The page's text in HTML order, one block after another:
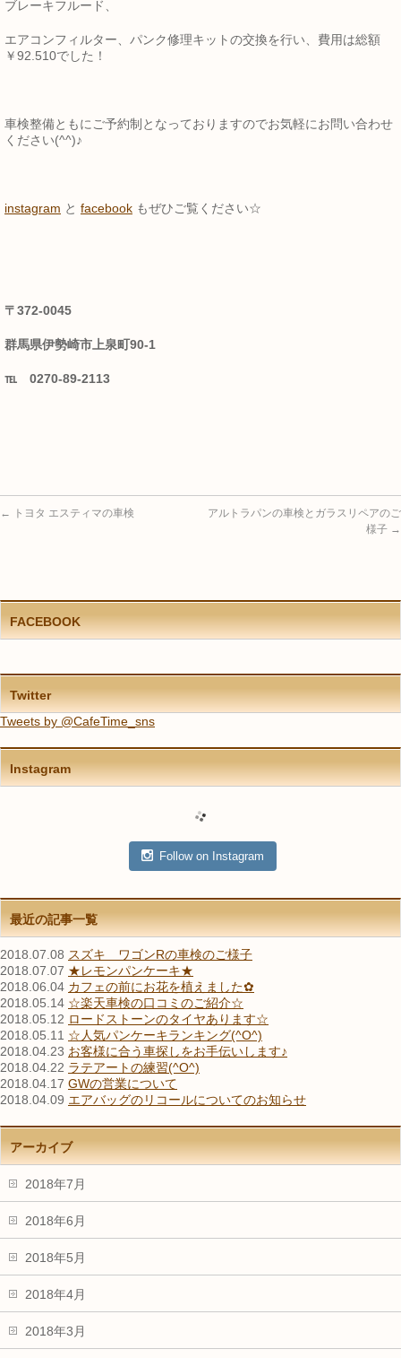
ブレーキフルード、
エアコンフィルター、パンク修理キットの交換を行い、費用は総額
￥92.510でした！
車検整備ともにご予約制となっておりますのでお気軽にお問い合わせ
ください(^^)♪
instagram と facebook もぜひご覧ください☆
〒372-0045
群馬県伊勢崎市上泉町90-1
℡ 0270-89-2113
← トヨタ エスティマの車検
アルトラパンの車検とガラスリペアのご
様子 →
FACEBOOK
Twitter
Tweets by @CafeTime_sns
Instagram
Follow on Instagram
最近の記事一覧
2018.07.08 スズキ ワゴンRの車検のご様子
2018.07.07 ★レモンパンケーキ★
2018.06.04 カフェの前にお花を植えました✿
2018.05.14 ☆楽天車検の口コミのご紹介☆
2018.05.12 ロードストーンのタイヤあります☆
2018.05.11 ☆人気パンケーキランキング(^O^)
2018.04.23 お客様に合う車探しをお手伝いします♪
2018.04.22 ラテアートの練習(^O^)
2018.04.17 GWの営業について
2018.04.09 エアバッグのリコールについてのお知らせ
アーカイブ
2018年7月
2018年6月
2018年5月
2018年4月
2018年3月